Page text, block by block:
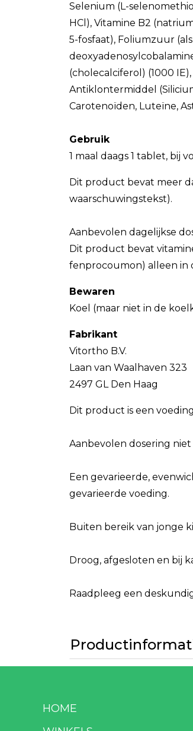
Selenium (L-
HCl), Vitamine B2
5-fosfaat), Foliumzuur
(cholecalciferol) (1000
Antiklontermiddel
Carotenoïden, Luteïne,
Gebruik
1 maal daags 1 tablet, bij
Dit product bevat meer
waarschuwingstekst).
Aanbevolen dagelijkse
Dit product bevat
fenprocoumon) alleen in
Bewaren
Koel (maar niet in de
Fabrikant
Vitortho B.V.
Laan van Waalhaven 323
2497 GL Den Haag
Dit product is een
Aanbevolen dosering
Een gevarieerde,
gevarieerde voeding.
Buiten bereik van jonge
Droog, afgesloten en bij
Raadpleeg een
HOME